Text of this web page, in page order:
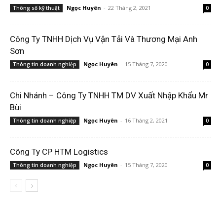
Thông số kỹ thuật Ngọc Huyên - 22 Tháng 2, 2021 0
Công Ty TNHH Dịch Vụ Vận Tải Và Thương Mại Anh
Sơn
Thông tin doanh nghiệp Ngọc Huyên - 15 Tháng 7, 2020 0
Chi Nhánh – Công Ty TNHH TM DV Xuất Nhập Khẩu Mr
Bùi
Thông tin doanh nghiệp Ngọc Huyên - 16 Tháng 2, 2021 0
Công Ty CP HTM Logistics
Thông tin doanh nghiệp Ngọc Huyên - 15 Tháng 7, 2020 0